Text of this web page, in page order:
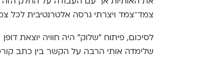
צמד־צמד ויצרתי גרסה אלטרנטיבית לכל
לסיכום, פיתוח ״שלוק״ היה חוויה יוצאת דופן
שלימדה אותי הרבה על הקשר בין כתב